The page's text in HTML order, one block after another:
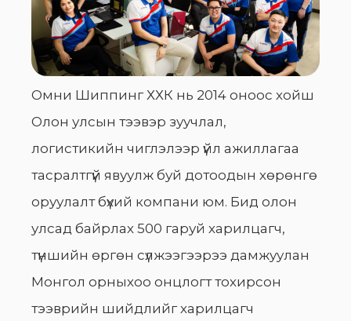
Омни Шиппинг ХХК нь 2014 оноос хойш
Олон улсын тээвэр зуучлал,
логистикийн чиглэлээр үйл ажиллагаа
тасралтгүй явуулж буй дотоодын хөрөнгө
оруулалт бүхий компани юм. Бид олон
улсад байрлах 500 гаруй харилцагч,
түншийн өргөн сүлжээгээрээ дамжуулан
Монгол орныхоо онцлогт тохирсон
тээврийн шийдлийг харилцагч